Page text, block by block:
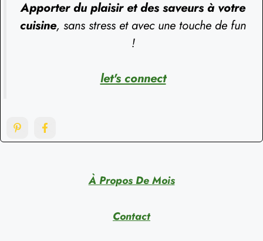
Apporter du plaisir et des saveurs à votre
cuisine, sans stress et avec une touche de fun
!
let's connect
À Propos De Mois
Contact